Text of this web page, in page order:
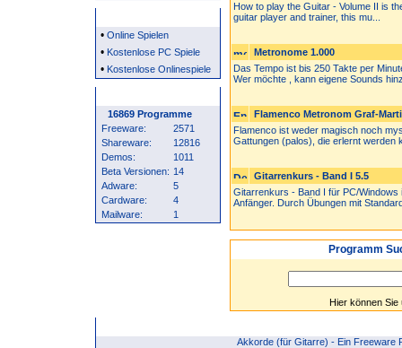
• Online Spielen
• Kostenlose PC Spiele
• Kostenlose Onlinespiele
16869 Programme
Freeware:
2571
Shareware:
12816
Demos:
1011
Beta Versionen: 14
Adware:
5
Cardware:
4
Mailware:
1
How to play the Guitar - Volume II is
guitar player and trainer, this mu...
Metronome 1.000
Das Tempo ist bis 250 Takte per
Wer möchte , kann eigene Sounds
Flamenco Metronom Graf-
Flamenco ist weder magisch noch
Gattungen (palos), die erlernt werden
Gitarrenkurs - Band I 5.5
Gitarrenkurs - Band I für PC/Windows
Anfänger. Durch Übungen mit
Programm
Hier können
Akkorde (für Gitarre) - Ein Freeware